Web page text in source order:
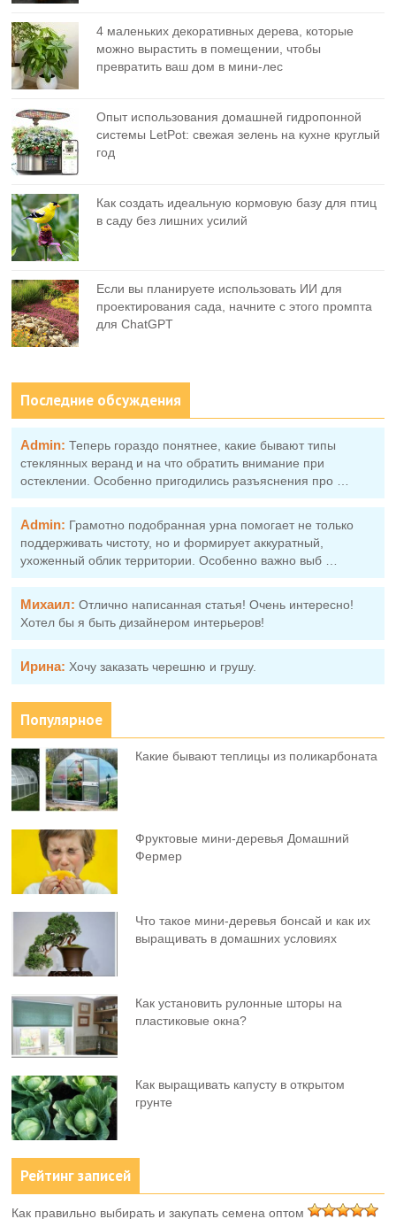
4 маленьких декоративных дерева, которые
можно вырастить в помещении, чтобы
превратить ваш дом в мини-лес
Опыт использования домашней гидропонной
системы LetPot: свежая зелень на кухне круглый
год
Как создать идеальную кормовую базу для птиц
в саду без лишних усилий
Если вы планируете использовать ИИ для
проектирования сада, начните с этого промпта
для ChatGPT
Последние обсуждения
Admin: Теперь гораздо понятнее, какие бывают типы
стеклянных веранд и на что обратить внимание при
остеклении. Особенно пригодились разъяснения про …
Admin: Грамотно подобранная урна помогает не только
поддерживать чистоту, но и формирует аккуратный,
ухоженный облик территории. Особенно важно выб …
Михаил: Отлично написанная статья! Очень интересно!
Хотел бы я быть дизайнером интерьеров!
Ирина: Хочу заказать черешню и грушу.
Популярное
Какие бывают теплицы из поликарбоната
Фруктовыe мини-деревья Домашний
Фермер
Что такое мини-деревья бонсай и как их
выращивать в домашних условиях
Как установить рулонные шторы на
пластиковые окна?
Как выращивать капусту в открытом
грунте
Рейтинг записей
Как правильно выбирать и закупать семена оптом